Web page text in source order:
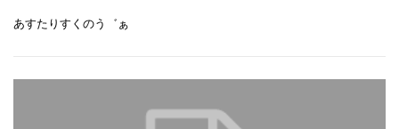
あすたりすくのう゛ぁ